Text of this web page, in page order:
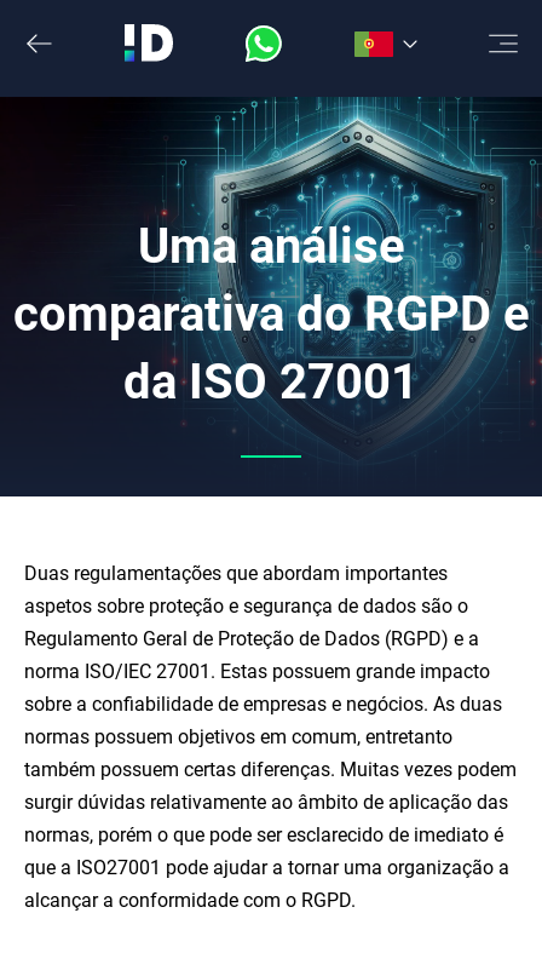
para
conteúdo
Uma análise
comparativa do RGPD e
da ISO 27001
Duas regulamentações que abordam importantes
aspetos sobre proteção e segurança de dados são o
Regulamento Geral de Proteção de Dados (RGPD) e a
norma ISO/IEC 27001. Estas possuem grande impacto
sobre a confiabilidade de empresas e negócios. As duas
normas possuem objetivos em comum, entretanto
também possuem certas diferenças. Muitas vezes podem
surgir dúvidas relativamente ao âmbito de aplicação das
normas, porém o que pode ser esclarecido de imediato é
que a ISO27001 pode ajudar a tornar uma organização a
alcançar a conformidade com o RGPD.